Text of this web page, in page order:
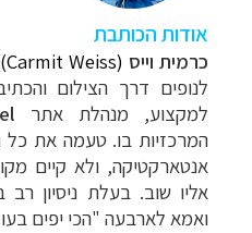
אודות הכותבת
כרמית וייס (Carmit Weiss)
לנופים דרך הצילום
למקצוע, מנהלת אתר
המרכזיות בו. טעמה את כל
אנטארקטיקה, ולא קיים
אליו שוב. בעלת ניסיון רב
ואמא לארבעה "הכי יפים